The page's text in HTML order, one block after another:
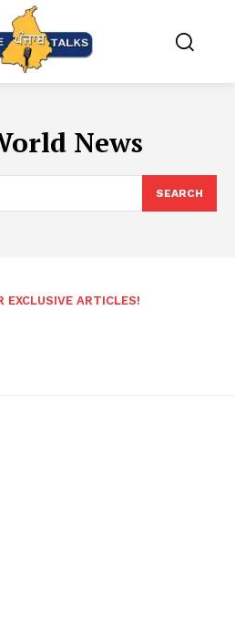
News
SEARCH
EXCLUSIVE ARTICLES!